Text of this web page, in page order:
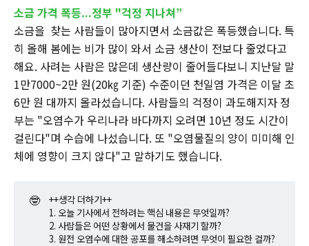
소금 가격 폭등...정부 "걱정 지나쳐”
소금을 찾는 사람들이 많아지면서 소금값은 폭등했습니다. 특
히 올해 봄에는 비가 많이 와서 소금 생산이 전보다 줄었다고
해요. 사려는 사람은 많은데 생산량이 줄어들다보니 지난달 말
1만7000~2만 원(20㎏ 기준) 수준이던 천일염 가격은 이달 초
6만 원 대까지 올라섰습니다. 사람들의 걱정이 과도해지자 정
부는 "오염수가 우리나라 바다까지 오려면 10년 정도 시간이
걸린다"며 수습에 나섰습니다. 또 "오염물질의 양이 미미해 인
체에 영향이 크지 않다"고 말하기도 했습니다.
🤓
++생각 더하기++
1. 오늘 기사에서 전하려는 핵심 내용은 무엇일까?
2. 사람들은 어떤 상황에서 물건을 사재기 할까?
3. 원전 오염수에 대한 공포를 해소하려면 무엇이 필요한 걸까?